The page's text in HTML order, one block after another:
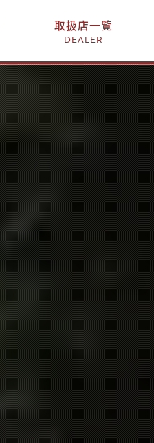
取扱店一覧
DEALER